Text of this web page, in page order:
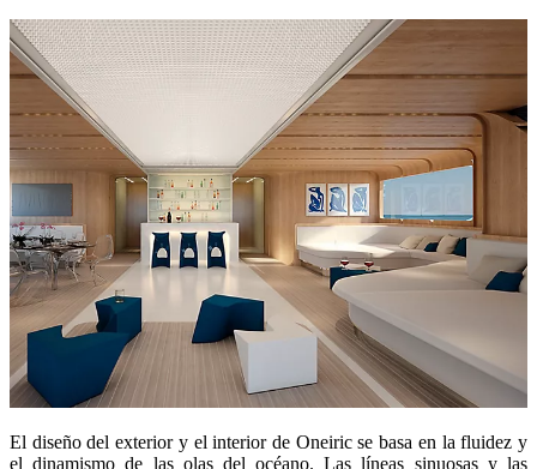
El diseño del exterior y el interior de Oneiric se basa en la fluidez y
el dinamismo de las olas del océano. Las líneas sinuosas y las